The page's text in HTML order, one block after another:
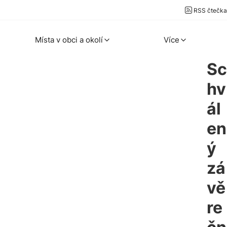
RSS čtečka
Místa v obci a okolí Více
Sc
hv
ál
en
ý
zá
vě
re